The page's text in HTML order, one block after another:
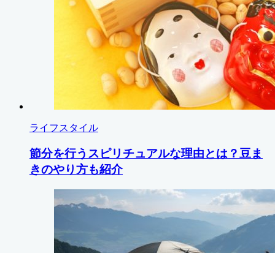
ライフスタイル
節分を行うスピリチュアルな理由とは？豆ま
きのやり方も紹介